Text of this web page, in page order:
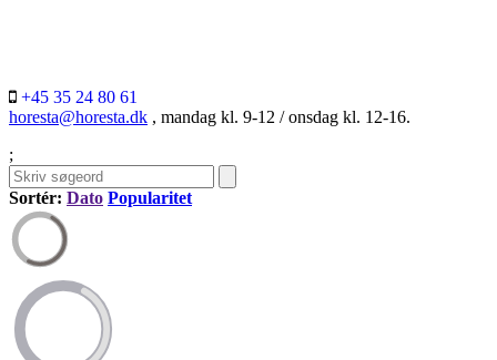
+45 35 24 80 61
horesta@horesta.dk , mandag kl. 9-12 / onsdag kl. 12-16.
;
Sortér: Dato Popularitet